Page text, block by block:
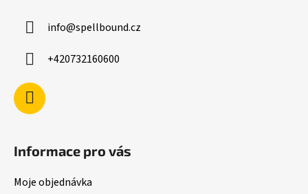
info@spellbound.cz
+420732160600
Informace pro vás
Moje objednávka